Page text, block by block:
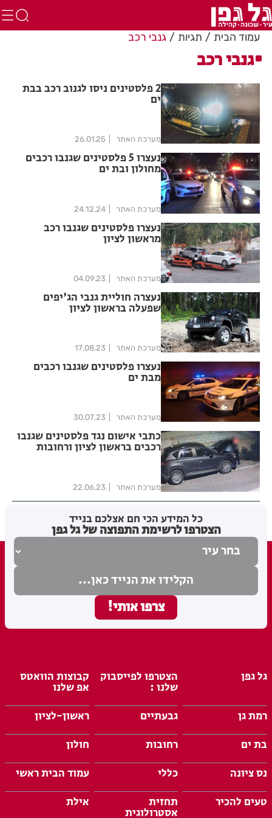
עמוד הבית תגיות גנבי רכב
גנבי רכב
2 פלסטינים ניסו לגנוב רכב בבת
ים
מערכת האתר 26.01.25
נעצרו 5 פלסטינים שגנבו רכבים
מחולון ובת ים
מערכת האתר 24.12.24
נעצרו פלסטינים שגנבו רכב
מראשון לציון
מערכת האתר 04.09.23
נעצרה חוליית גנבי הג'יפים
שפעלה בראשון לציון
מערכת האתר 17.08.23
נעצרו פלסטינים שגנבו רכבים
מבת ים
מערכת האתר 30.07.23
כתבי אישום נגד פלסטינים שגנבו
רכבים בראשון לציון ורחובות
מערכת האתר 22.06.23
כל המידע הכי חם אצלכם בנייד
הצטרפו לרשימת התפוצה של גל גפן
גל גפן הצטרפו לפייסבוק
שלנו :
קבוצות הוואטס
אפ שלנו
רמת גן
גבעתיים
ראשון-לציון
בת ים
רחובות
חולון
נס ציונה
כללי
עמוד הבית ראשי
טעים להכיר
תחזית
אסטרולוגית
אילת